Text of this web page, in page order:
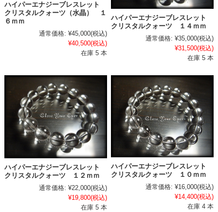
ハイパーエナジーブレスレット
クリスタルクォーツ（水晶） １
６ｍｍ
通常価格: ¥45,000(税込)
¥40,500(税込)
在庫 5 本
ハイパーエナジーブレスレット
クリスタルクォーツ １４ｍｍ
通常価格: ¥35,000(税込)
¥31,500(税込)
在庫 5 本
ハイパーエナジーブレスレット
クリスタルクォーツ １２ｍｍ
通常価格: ¥22,000(税込)
¥19,800(税込)
在庫 5 本
ハイパーエナジーブレスレット
クリスタルクォーツ １０ｍｍ
通常価格: ¥16,000(税込)
¥14,400(税込)
在庫 4 本